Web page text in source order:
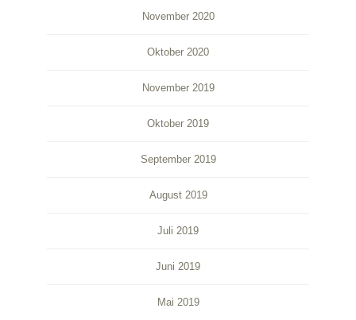
November 2020
Oktober 2020
November 2019
Oktober 2019
September 2019
August 2019
Juli 2019
Juni 2019
Mai 2019